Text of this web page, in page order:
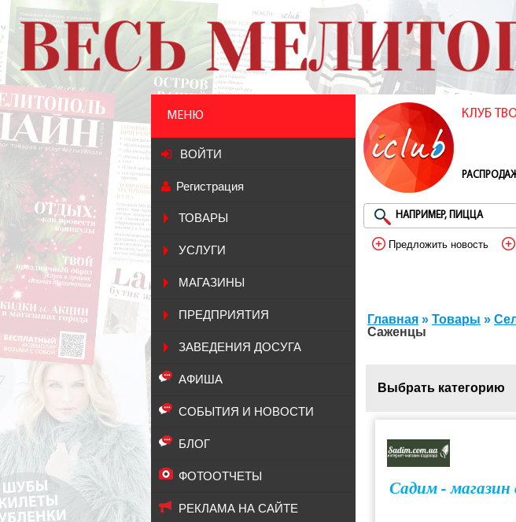
МЕНЮ
ВОЙТИ
Регистрация
ТОВАРЫ
УСЛУГИ
МАГАЗИНЫ
ПРЕДПРИЯТИЯ
ЗАВЕДЕНИЯ ДОСУГА
АФИША
СОБЫТИЯ И НОВОСТИ
БЛОГ
ФОТООТЧЕТЫ
РЕКЛАМА НА САЙТЕ
КЛУБ
Предложить новость
Главная » Товары »
Саженцы
Выбрать категорию
Саженцы винограда
Садим - магазин